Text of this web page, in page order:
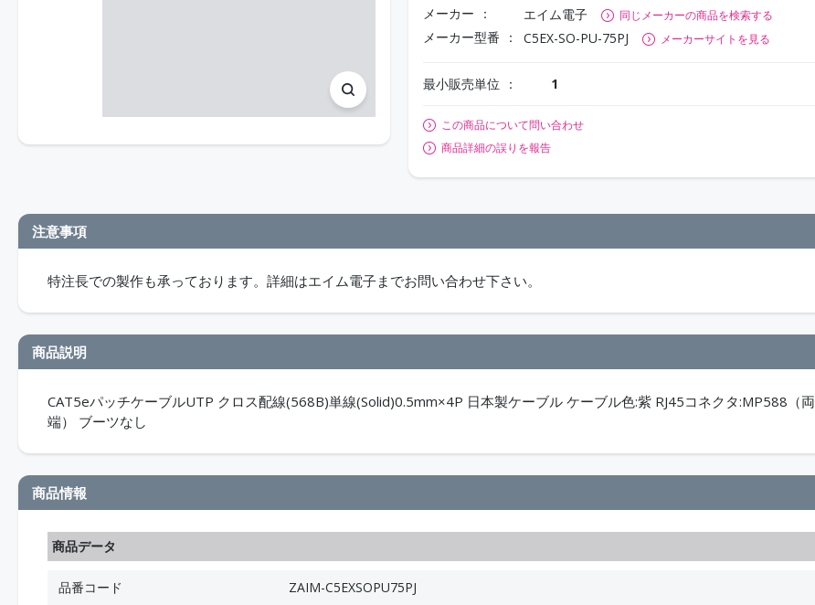
メーカー エイム電子 同じメーカーの商品を検索する
メーカー型番 C5EX-SO-PU-75PJ メーカーサイトを見る
最小販売単位 1
この商品について問い合わせ
商品詳細の誤りを報告
注意事項
特注長での製作も承っております。詳細はエイム電子までお問い合わせ下さい。
商品説明
CAT5eパッチケーブルUTP クロス配線(568B)単線(Solid)0.5mm×4P 日本製ケーブル ケーブル色:紫 RJ45コネクタ:MP588（両
端） ブーツなし
商品情報
商品データ
品番コード
ZAIM-C5EXSOPU75PJ